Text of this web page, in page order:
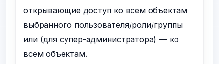
открывающие доступ ко всем объектам
выбранного пользователя/роли/группы
или (для супер-администратора) — ко
всем объектам.